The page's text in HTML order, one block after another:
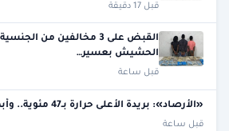
قبل 17 دقيقة
القبض على 3 مخالفين من
الحشيش بعسير…
قبل ساعة
«الأرصاد»: بريدة الأعلى حرارة بـ47 مئوية.. وأبها الأدنى…
قبل ساعة